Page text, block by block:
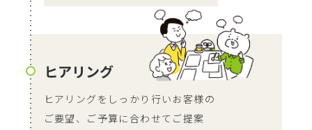
ヒアリング
ヒアリングをしっかり行いお客様の
ご要望、 ご予算に合わせてご提案